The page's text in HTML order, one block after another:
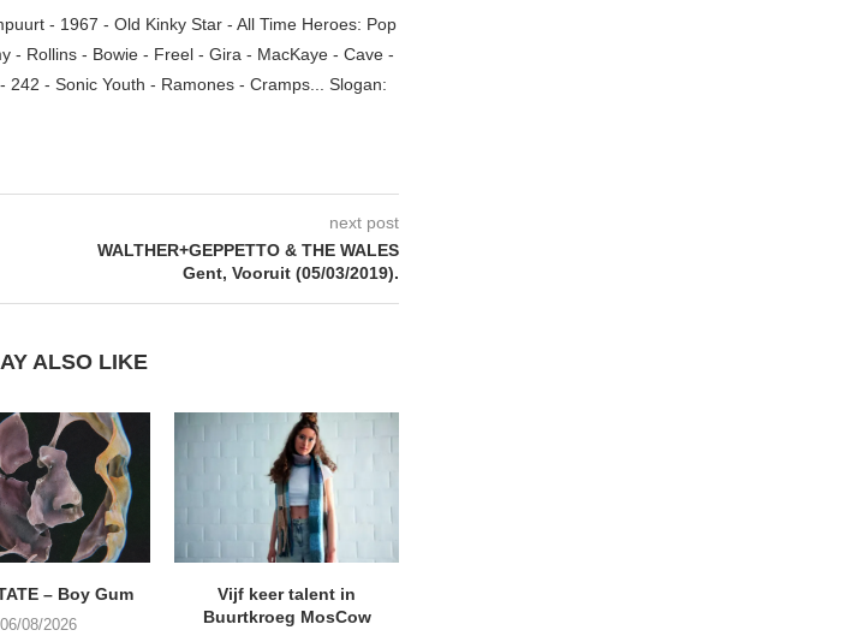
- 1967 - Old Kinky Star - All Time Heroes: Pop
- Rollins - Bowie - Freel - Gira - MacKaye - Cave -
242 - Sonic Youth - Ramones - Cramps... Slogan:
next post
WALTHER+GEPPETTO & THE WALES
Gent, Vooruit (05/03/2019).
ALSO LIKE
– Boy Gum
06/08/2026
Vijf keer talent in
Buurtkroeg MosCow